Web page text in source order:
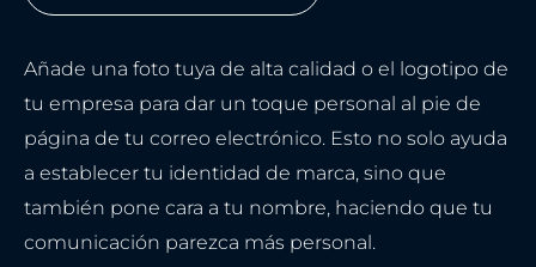
Añade una foto tuya de alta calidad o el logotipo de
tu empresa para dar un toque personal al pie de
página de tu correo electrónico. Esto no solo ayuda
a establecer tu identidad de marca, sino que
también pone cara a tu nombre, haciendo que tu
comunicación parezca más personal.